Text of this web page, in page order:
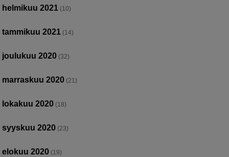
helmikuu 2021 (10)
tammikuu 2021 (14)
joulukuu 2020 (32)
marraskuu 2020 (21)
lokakuu 2020 (18)
syyskuu 2020 (23)
elokuu 2020 (19)